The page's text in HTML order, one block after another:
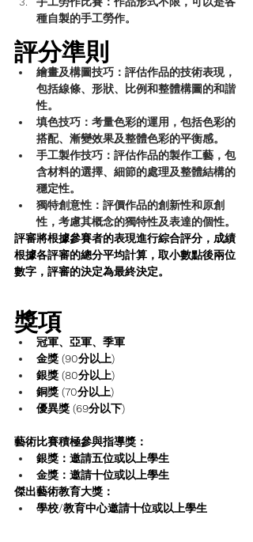
種自製的手工勞作。
評分準則
繪畫及構圖技巧 ：評估作品的技術表現，
包括線條、形狀、比例和整體構圖的和諧
性。
填色技巧 ：考量色彩的運用，包括色彩的
搭配、漸變效果及整體色彩的平衡感。
手工製作技巧 ：評估作品的製作工藝，包
含材料的選擇、細節的處理及整體結構的
穩定性。
獨特創意性 ：評價作品的創新性和原創
性，考慮其概念的獨特性及表達的個性。
評審將根據參賽者的表現進行綜合評分，成績
根據各評審的總分平均計算，取小數點後兩位
數字，評審的決定為最終決定。
獎項
冠軍、亞軍、季軍
金獎 (90分以上)
銀獎 (80分以上)
銅獎 (70分以上)
優異獎 (69分以下)
藝術比賽積極參與指導獎：
銀獎：邀請五位或以上學生
金獎：邀請十位或以上學生
傑出藝術教育大獎：
學校/教育中心邀請十位或以上學生